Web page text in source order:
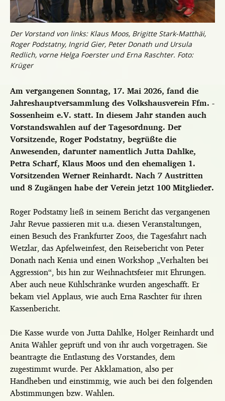
Der Vorstand von links: Klaus Moos, Brigitte Stark-Matthäi,
Roger Podstatny, Ingrid Gier, Peter Donath und Ursula
Redlich, vorne Helga Foerster und Erna Raschter. Foto:
Krüger
Am vergangenen Sonntag, 17. Mai 2026, fand die
Jahreshauptversammlung des Volkshausverein Ffm. -
Sossenheim e.V. statt. In diesem Jahr standen auch
Vorstandswahlen auf der Tagesordnung. Der
Vorsitzende, Roger Podstatny, begrüßte die
Anwesenden, darunter namentlich Jutta Dahlke,
Petra Scharf, Klaus Moos und den ehemaligen 1.
Vorsitzenden Werner Reinhardt. Nach 7 Austritten
und 8 Zugängen habe der Verein jetzt 100 Mitglieder.
Roger Podstatny ließ in seinem Bericht das vergangenen
Jahr Revue passieren mit u.a. diesen Veranstaltungen,
einen Besuch des Frankfurter Zoos, die Tagesfahrt nach
Wetzlar, das Apfelweinfest, den Reisebericht von Peter
Donath nach Kenia und einen Workshop „Verhalten bei
Aggression“, bis hin zur Weihnachtsfeier mit Ehrungen.
Aber auch neue Kühlschränke wurden angeschafft. Er
bekam viel Applaus, wie auch Erna Raschter für ihren
Kassenbericht.
Die Kasse wurde von Jutta Dahlke, Holger Reinhardt und
Anita Wähler geprüft und von ihr auch vorgetragen. Sie
beantragte die Entlastung des Vorstandes, dem
zugestimmt wurde. Per Akklamation, also per
Handheben und einstimmig, wie auch bei den folgenden
Abstimmungen bzw. Wahlen.